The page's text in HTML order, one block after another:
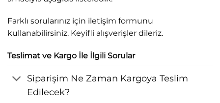
Farklı sorularınız için iletişim formunu
kullanabilirsiniz. Keyifli alışverişler dileriz.
Teslimat ve Kargo İle İlgili Sorular
Siparişim Ne Zaman Kargoya Teslim
Edilecek?